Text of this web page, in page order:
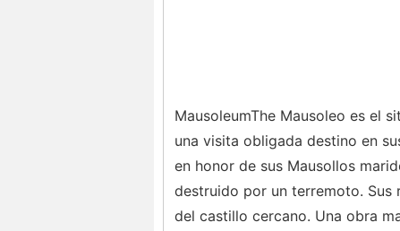
MausoleumThe Mausoleo es el
una visita obligada destino en
en honor de sus Mausollos
destruido por un terremoto. Sus
del castillo cercano. Una obra